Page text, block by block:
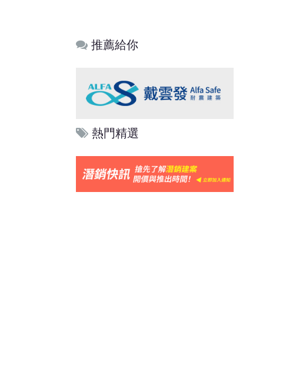
推薦給你
熱門精選